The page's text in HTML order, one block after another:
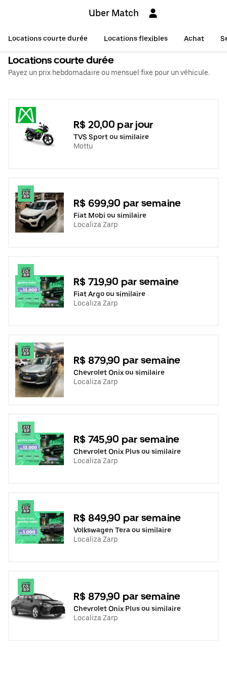
Uber Match
Locations courte durée Locations flexibles Achat
Locations courte durée
Payez un prix hebdomadaire ou mensuel fixe pour un véhicule.
R$ 20,00 par jour
TVS Sport ou similaire
Mottu
R$ 699,90 par semaine
Fiat Mobi ou similaire
Localiza Zarp
R$ 719,90 par semaine
Fiat Argo ou similaire
Localiza Zarp
R$ 879,90 par semaine
Chevrolet Onix ou similaire
Localiza Zarp
R$ 745,90 par semaine
Chevrolet Onix Plus ou similaire
Localiza Zarp
R$ 849,90 par semaine
Volkswagen Tera ou similaire
Localiza Zarp
R$ 879,90 par semaine
Chevrolet Onix Plus ou similaire
Localiza Zarp